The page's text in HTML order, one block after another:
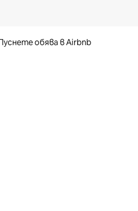
обява в Airbnb